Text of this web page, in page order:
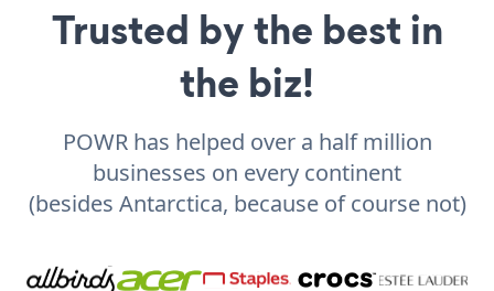
Trusted by the best in
the biz!
POWR has helped over a half million
businesses on every continent
(besides Antarctica, because of course not)